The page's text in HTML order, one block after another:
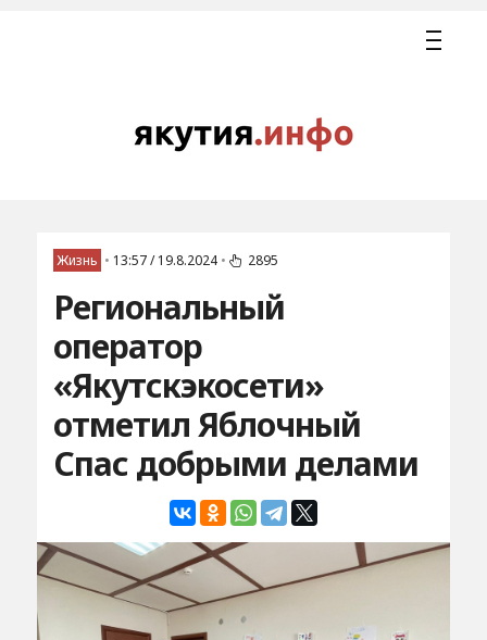
Жизнь • 13:57 / 19.8.2024 • 2895
Региональный
оператор
«Якутскэкосети»
отметил Яблочный
Спас добрыми делами